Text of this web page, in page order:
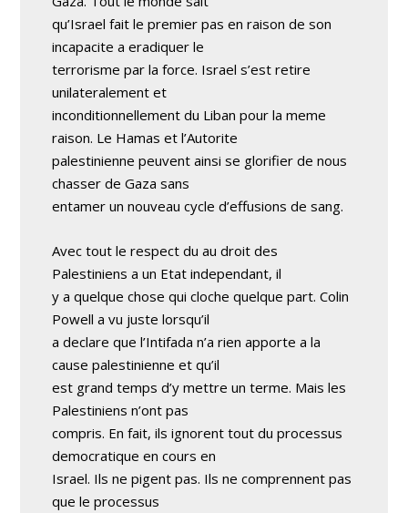
qu’Israel fait le premier pas en raison de son
incapacite a eradiquer le
terrorisme par la force. Israel s’est retire
unilateralement et
inconditionnellement du Liban pour la meme
raison. Le Hamas et l’Autorite
palestinienne peuvent ainsi se glorifier de nous
chasser de Gaza sans
entamer un nouveau cycle d’effusions de sang.
Avec tout le respect du au droit des
Palestiniens a un Etat independant, il
y a quelque chose qui cloche quelque part. Colin
Powell a vu juste lorsqu’il
a declare que l’Intifada n’a rien apporte a la
cause palestinienne et qu’il
est grand temps d’y mettre un terme. Mais les
Palestiniens n’ont pas
compris. En fait, ils ignorent tout du processus
democratique en cours en
Israel. Ils ne pigent pas. Ils ne comprennent pas
que le processus